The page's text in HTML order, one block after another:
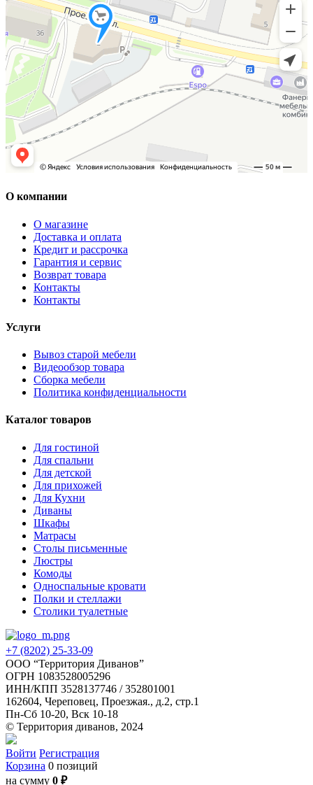
О компании
О магазине
Доставка и оплата
Кредит и рассрочка
Гарантия и сервис
Возврат товара
Контакты
Контакты
Услуги
Вывоз старой мебели
Видеообзор товара
Сборка мебели
Политика конфиденциальности
Каталог товаров
Для гостиной
Для спальни
Для детской
Для прихожей
Для Кухни
Диваны
Шкафы
Матрасы
Столы письменные
Люстры
Комоды
Односпальные кровати
Полки и стеллажи
Столики туалетные
+7 (8202) 25-33-09
‌ООО “Территория Диванов”
ОГРН 1083528005296
ИНН/КПП 3528137746 / 352801001
162604, Череповец, Проезжая., д.2, стр.1
Пн-Сб 10-20, Вск 10-18
© Территория диванов, 2024
Войти Регистрация
Корзина 0 позиций
на сумму 0 ₽